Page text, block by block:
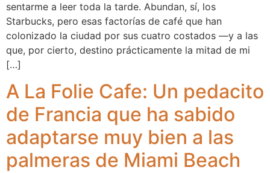
sentarme a leer toda la tarde. Abundan, sí, los
Starbucks, pero esas factorías de café que han
colonizado la ciudad por sus cuatro costados —y a las
que, por cierto, destino prácticamente la mitad de mi
[…]
A La Folie Cafe: Un pedacito
de Francia que ha sabido
adaptarse muy bien a las
palmeras de Miami Beach